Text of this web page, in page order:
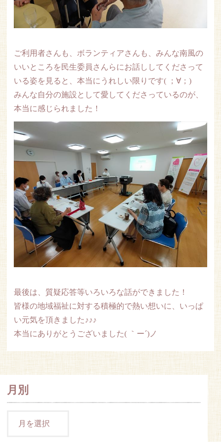
ご利用者さんも、ボランティアさんも、みんな南風の
いいところを民生委員さんらにお話ししてくださって
いる姿を見ると、本当にうれしい限りです( ；∀；)
みんな自分の施設として愛してくださっているのが、
本当に感じられました！
最後は、質疑応答等いろいろな話ができました！
皆様の地域福祉に対する積極的で熱い想いに、いっぱ
い元気を頂きました♪♪♪
本当にありがとうございました( ｀ー´)ノ
月別